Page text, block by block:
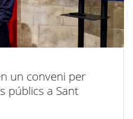
un conveni per
públics a Sant